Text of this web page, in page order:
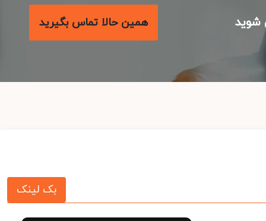
همین حالا تماس بگیرید
بک لینک